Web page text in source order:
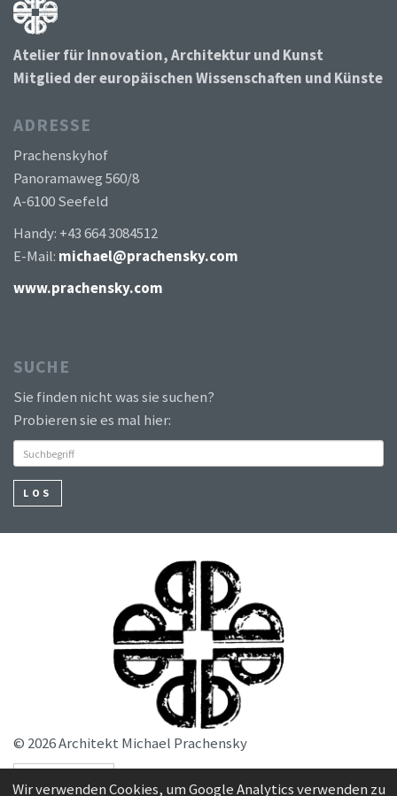
Wir verwenden Cookies, um Google Analytics verwenden zu
Atelier für Innovation, Architektur und Kunst
Mitglied der europäischen Wissenschaften und Künste
ADRESSE
Prachenskyhof
Panoramaweg 560/8
A-6100 Seefeld
Handy: +43 664 3084512
E-Mail: michael@prachensky.com
www.prachensky.com
SUCHE
Sie finden nicht was sie suchen?
Probieren sie es mal hier:
LOS
© 2026 Architekt Michael Prachensky